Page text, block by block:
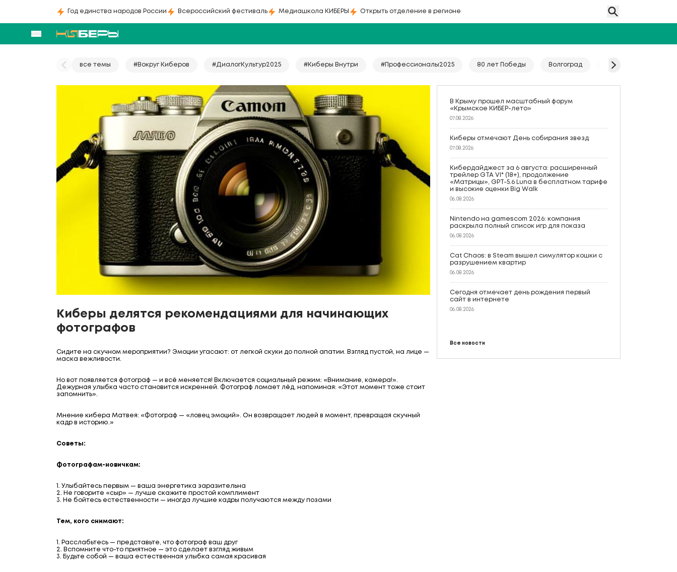
Год единства народов России Всероссийский фестиваль Медиашкола КИБЕРЫ Открыть отделение в регионе
все темы #Вокруг Киберов #ДиалогКультур2025 #Киберы Внутри #Профессионалы2025 80 лет Победы Волгоград Гайд
Киберы делятся рекомендациями для начинающих
фотографов
Сидите на скучном мероприятии? Эмоции угасают: от легкой скуки до полной апатии. Взгляд пустой, на лице —
маска вежливости.
Но вот появляется фотограф — и всё меняется! Включается социальный режим: «Внимание, камера!».
Дежурная улыбка часто становится искренней. Фотограф ломает лёд, напоминая: «Этот момент тоже стоит
запомнить».
Мнение кибера Матвея: «Фотограф — «ловец эмоций». Он возвращает людей в момент, превращая скучный
кадр в историю.»
Советы:
Фотографам-новичкам:
1. Улыбайтесь первым — ваша энергетика заразительна
2. Не говорите «сыр» — лучше скажите простой комплимент
3. Не бойтесь естественности — иногда лучшие кадры получаются между позами
Тем, кого снимают:
1. Расслабьтесь — представьте, что фотограф ваш друг
2. Вспомните что-то приятное — это сделает взгляд живым
3. Будьте собой — ваша естественная улыбка самая красивая
В Крыму прошел масштабный форум
«Крымское КИБЕР-лето»
07.08.2026
Киберы отмечают День собирания звезд
07.08.2026
Кибердайджест за 6 августа: расширенный
трейлер GTA VI* (18+), продолжение
«Матрицы», GPT-5.6 Luna в бесплатном тарифе
и высокие оценки Big Walk
06.08.2026
Nintendo на gamescom 2026: компания
раскрыла полный список игр для показа
06.08.2026
Cat Chaos: в Steam вышел симулятор кошки с
разрушением квартир
06.08.2026
Сегодня отмечает день рождения первый
сайт в интернете
06.08.2026
Все новости